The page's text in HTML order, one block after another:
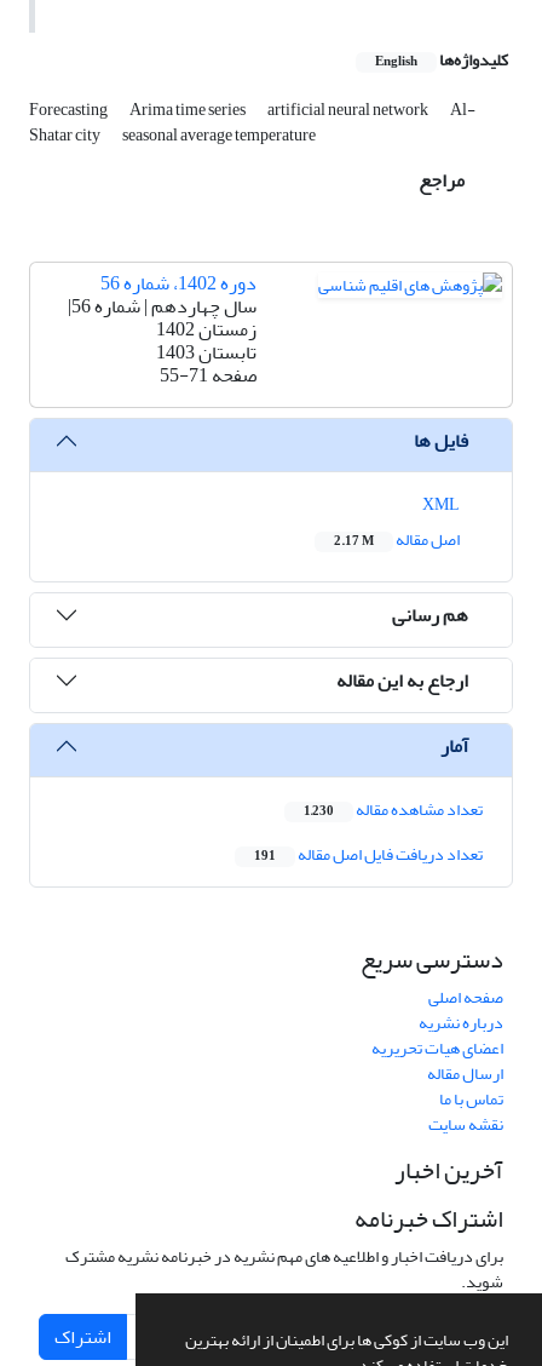
این وب سایت از کوکی ها برای اطمینان از ارائه بهترین
کلیدواژه‌ها English
Forecasting Arima time series artificial neural network Al-
Shatar city seasonal average temperature
مراجع
دوره 1402، شماره 56
سال چهاردهم | شماره 56|
زمستان 1402
تابستان 1403
صفحه55-71
فایل ها
اصل مقاله
2.17 M
هم رسانی
ارجاع به این مقاله
آمار
تعداد مشاهده مقاله 1,230
تعداد دریافت فایل اصل مقاله 191
دسترسی سریع
صفحه اصلی
درباره نشریه
اعضای هیات تحریریه
ارسال مقاله
تماس با ما
نقشه سایت
آخرین اخبار
اشتراک خبرنامه
برای دریافت اخبار و اطلاعیه های مهم نشریه در خبرنامه نشریه مشترک
شوید.
اشتراک